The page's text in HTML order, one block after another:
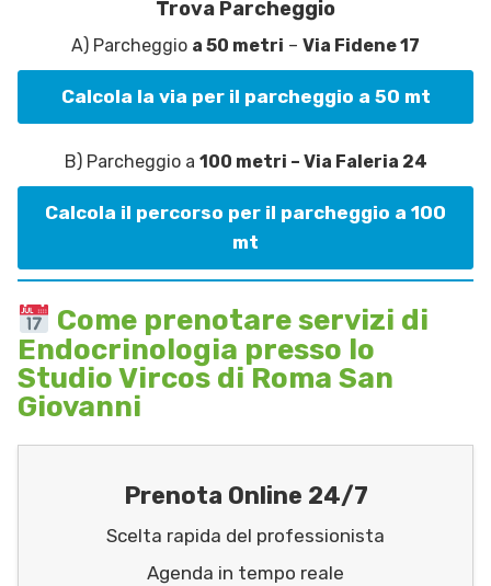
Trova Parcheggio
A) Parcheggio a 50 metri – Via Fidene 17
Calcola la via per il parcheggio a 50 mt
B) Parcheggio a 100 metri – Via Faleria 24
Calcola il percorso per il parcheggio a 100
mt
Come prenotare servizi di
Endocrinologia presso lo
Studio Vircos di Roma San
Giovanni
Prenota Online 24/7
Scelta rapida del professionista
Agenda in tempo reale